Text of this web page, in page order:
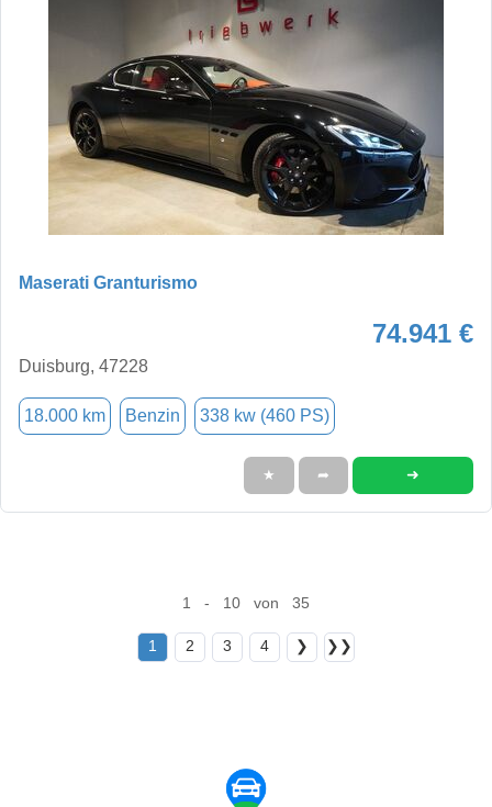
Maserati Granturismo
74.941 €
Duisburg, 47228
18.000 km Benzin 338 kw (460 PS)
★ ➦ ➜
1 - 10 von 35
1 2 3 4 ❯ ❯❯